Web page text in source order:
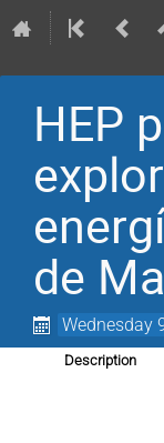
HEP
de
Wednesday
Description